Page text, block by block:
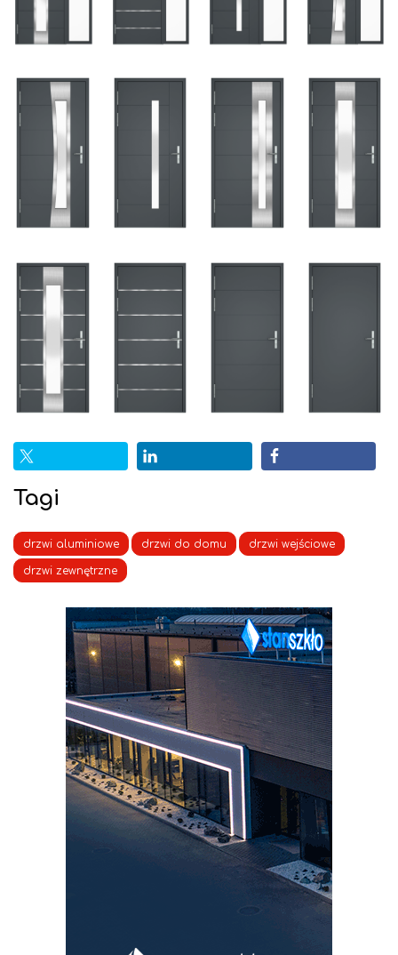
Tagi
drzwi aluminiowe drzwi do domu drzwi wejściowe
drzwi zewnętrzne